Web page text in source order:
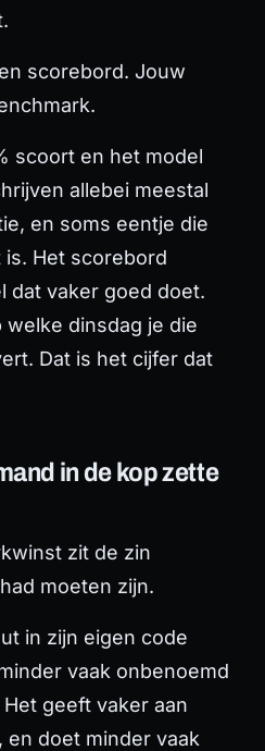
scorebord. Jouw
scoort en het model
allebei meestal
en soms eentje die
Het scorebord
dat vaker goed doet.
welke dinsdag je die
Dat is het cijfer dat
in de kop zette
zit de zin
moeten zijn.
in zijn eigen code
vaak onbenoemd
geeft vaker aan
doet minder vaak